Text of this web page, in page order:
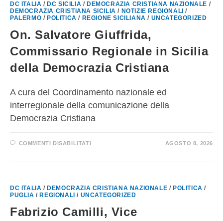
DC ITALIA / DC SICILIA / DEMOCRAZIA CRISTIANA NAZIONALE /
DEMOCRAZIA CRISTIANA SICILIA / NOTIZIE REGIONALI /
PALERMO / POLITICA / REGIONE SICILIANA / UNCATEGORIZED
On. Salvatore Giuffrida,
Commissario Regionale in Sicilia
della Democrazia Cristiana
A cura del Coordinamento nazionale ed
interregionale della comunicazione della
Democrazia Cristiana
COMMENTI DISABILITATI AGOSTO 8, 2026
DC ITALIA / DEMOCRAZIA CRISTIANA NAZIONALE / POLITICA /
PUGLIA / REGIONALI / UNCATEGORIZED
Fabrizio Camilli, Vice